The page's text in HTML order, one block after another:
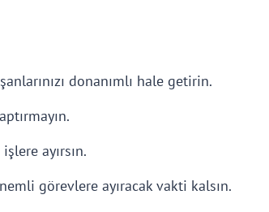
donanımlı hale getirin.
ayırsın.
görevlere ayıracak vakti kalsın.